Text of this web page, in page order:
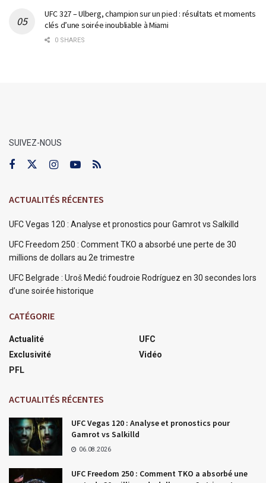
UFC 327 – Ulberg, champion sur un pied : résultats et moments
clés d’une soirée inoubliable à Miami
0 SHARES
SUIVEZ-NOUS
ACTUALITÉS RÉCENTES
UFC Vegas 120 : Analyse et pronostics pour Gamrot vs Salkilld
UFC Freedom 250 : Comment TKO a absorbé une perte de 30
millions de dollars au 2e trimestre
UFC Belgrade : Uroš Medić foudroie Rodríguez en 30 secondes lors
d’une soirée historique
CATÉGORIE
Actualité
Exclusivité
PFL
UFC
Vidéo
ACTUALITÉS RÉCENTES
UFC Vegas 120 : Analyse et pronostics pour
Gamrot vs Salkilld
06.08.2026
UFC Freedom 250 : Comment TKO a absorbé une